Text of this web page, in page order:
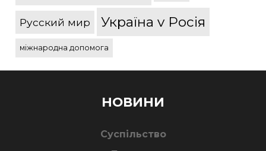
Русский мир Україна v Росія
міжнародна допомога
НОВИНИ
Суспільство